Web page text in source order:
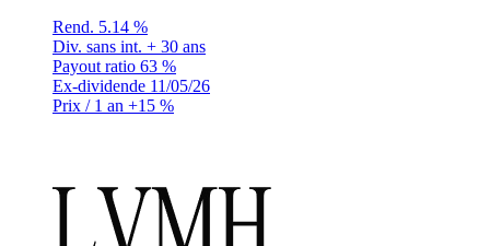
Rend. 5.14 %
Div. sans int. + 30 ans
Payout ratio 63 %
Ex-dividende 11/05/26
Prix / 1 an +15 %